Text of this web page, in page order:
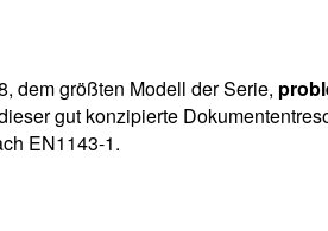
dem größten Modell der Serie,
gut konzipierte
EN1143-1.